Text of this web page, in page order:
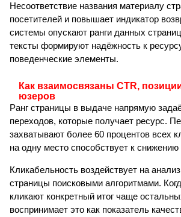
Несоответствие названия материалу
посетителей и повышает индикатор
системы опускают ранги данных
тексты формируют надёжность к
поведенческие элементы.
Как взаимосвязаны CTR,
юзеров
Ранг страницы в выдаче напрямую
переходов, которые получает ресурс.
захватывают более 60 процентов всех
на одну место способствует к
Кликабельность воздействует на
страницы поисковыми алгоритмами.
кликают конкретный итог чаще
воспринимает это как показатель